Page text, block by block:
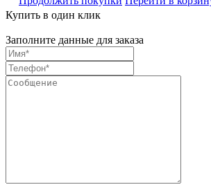
Купить в один клик
Заполните данные для заказа